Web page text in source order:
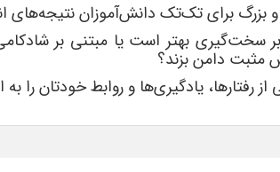
بزرگ برای تکتک دانشآموزان نتیجههای
بر سختگیری بهتر است یا مبتنی بر
مثبت دامن بزند؟
از رفتارها، یادگیریها و روابط خودتان را